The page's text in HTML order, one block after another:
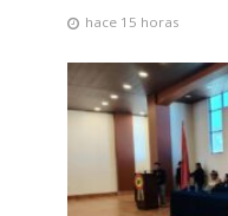
hace 15 horas